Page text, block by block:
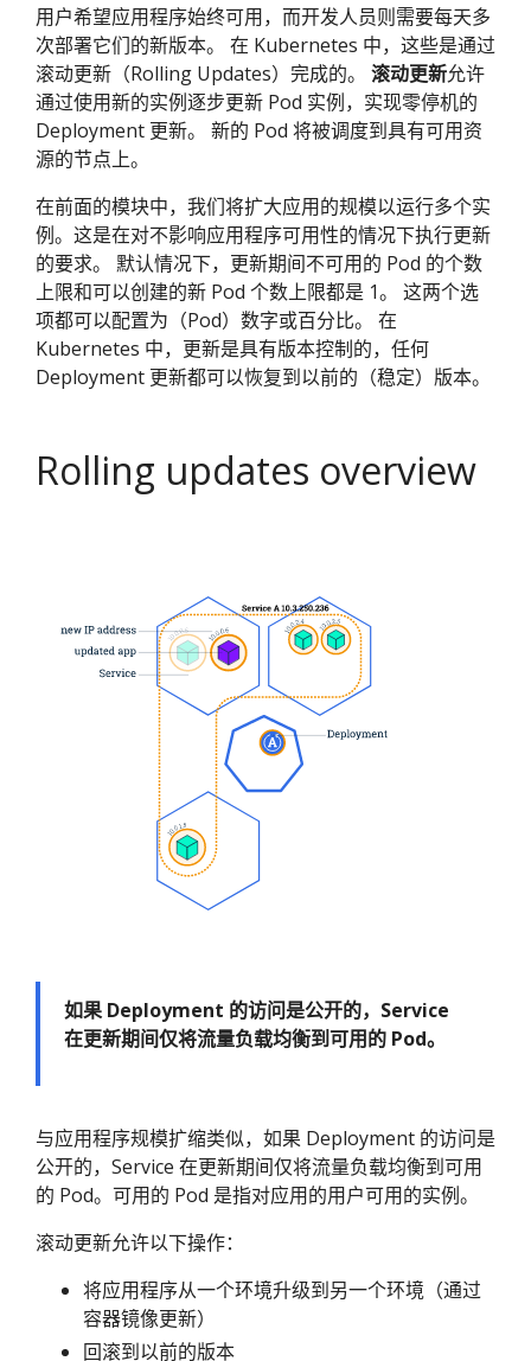
用户希望应用程序始终可用，而开发人员则需要每天多
次部署它们的新版本。 在 Kubernetes 中，这些是通过
滚动更新（Rolling Updates）完成的。 滚动更新允许
通过使用新的实例逐步更新 Pod 实例，实现零停机的
Deployment 更新。 新的 Pod 将被调度到具有可用资
源的节点上。
在前面的模块中，我们将扩大应用的规模以运行多个实
例。这是在对不影响应用程序可用性的情况下执行更新
的要求。 默认情况下，更新期间不可用的 Pod 的个数
上限和可以创建的新 Pod 个数上限都是 1。 这两个选
项都可以配置为（Pod）数字或百分比。 在
Kubernetes 中，更新是具有版本控制的，任何
Deployment 更新都可以恢复到以前的（稳定）版本。
Rolling updates overview
如果 Deployment 的访问是公开的，Service
在更新期间仅将流量负载均衡到可用的 Pod。
与应用程序规模扩缩类似，如果 Deployment 的访问是
公开的，Service 在更新期间仅将流量负载均衡到可用
的 Pod。可用的 Pod 是指对应用的用户可用的实例。
滚动更新允许以下操作：
将应用程序从一个环境升级到另一个环境（通过
容器镜像更新）
回滚到以前的版本